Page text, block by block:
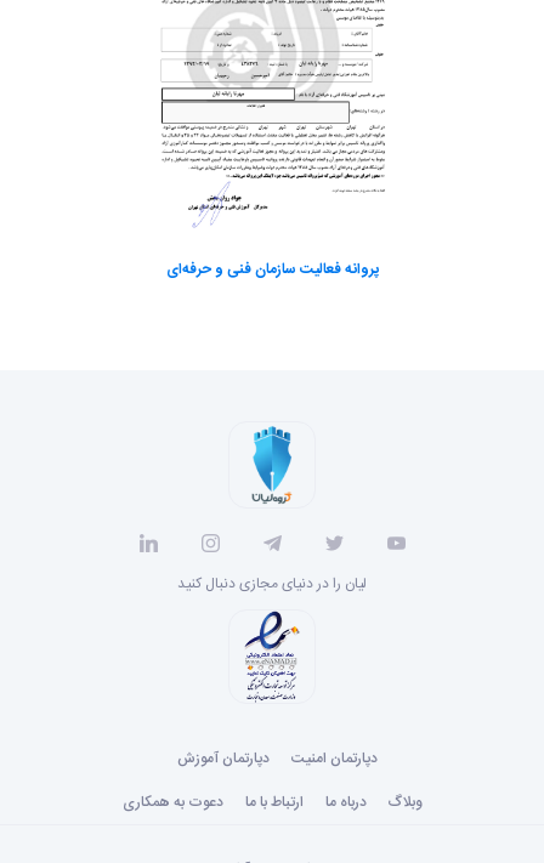
پروانه فعالیت سازمان فنی و حرفه‌ای
دپارتمان امنیت دپارتمان آموزش
لیان را در دنیای مجازی دنبال کنید
وبلاگ درباه ما ارتباط با ما دعوت به همکاری